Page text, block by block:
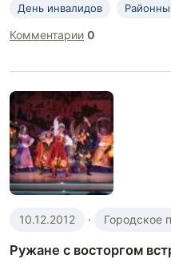
День инвалидов
Комментарии 0
10.12.2012 · Городское
Ружане с восторгом